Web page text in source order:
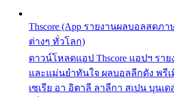
Thscore (App รายงานผลบอลสดภ
ต่างๆ ทั่วโลก)
ดาวน์โหลดแอป Thscore แอปฯ รา
และแม่นยำทันใจ ผลบอลลีกดัง พรี
เซเรีย อา อิตาลี ลาลีกา สเปน บุนเ